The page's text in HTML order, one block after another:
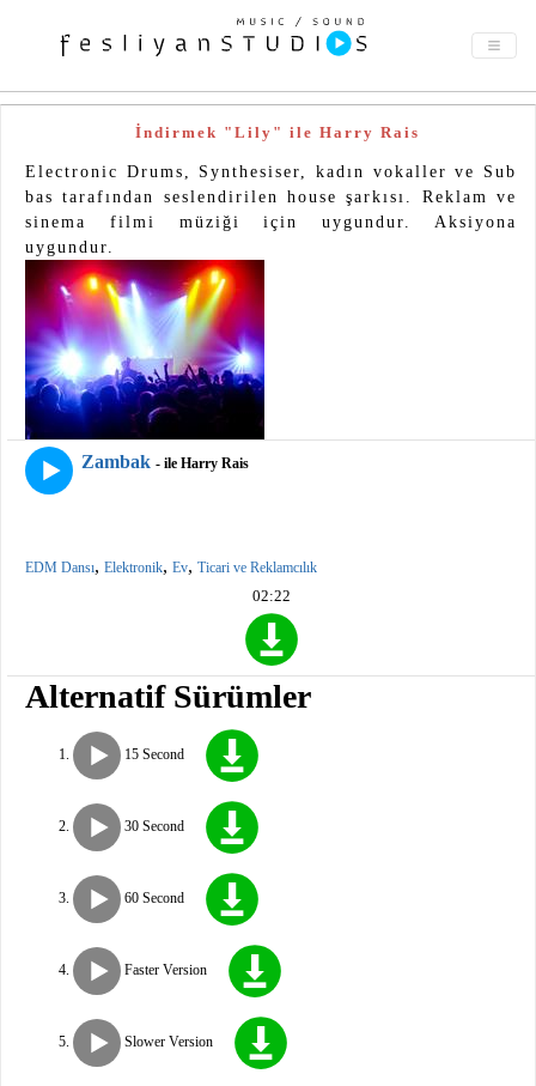
İndirmek "Lily" ile Harry Rais
Electronic Drums, Synthesiser, kadın vokaller ve Sub
bas tarafından seslendirilen house şarkısı. Reklam ve
sinema filmi müziği için uygundur. Aksiyona
uygundur.
Zambak - ile Harry Rais
EDM Dansı, Elektronik, Ev, Ticari ve Reklamcılık
02:22
Alternatif Sürümler
15 Second
30 Second
60 Second
Faster Version
Slower Version